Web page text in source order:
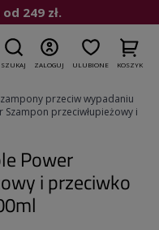
dziś
SZUKAJ ZALOGUJ ULUBIONE KOSZYK
przeciw wypadaniu
Szampon przeciwłupieżowy i
Power
i przeciwko